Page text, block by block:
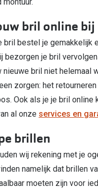
bril online bij
bril bestel je gemakkelijk
bezorgen je bril
nieuwe bril niet helemaal
zorgen: het
Ook als je je bril online
al onze services en
brillen
wij rekening met je
namelijk dat brillen
moeten zijn voor